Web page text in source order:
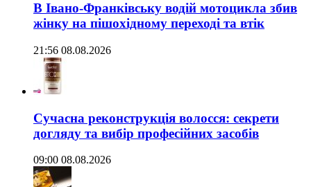
В Івано-Франківську водій мотоцикла збив
жінку на пішохідному переході та втік
21:56 08.08.2026
Сучасна реконструкція волосся: секрети
догляду та вибір професійних засобів
09:00 08.08.2026